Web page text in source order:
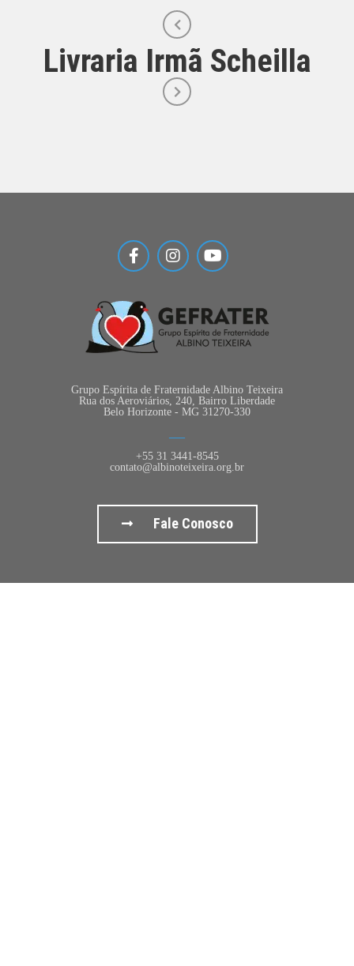
Livraria Irmã Scheilla
Grupo Espírita de Fraternidade Albino Teixeira
Rua dos Aeroviários, 240, Bairro Liberdade
Belo Horizonte - MG 31270-330
+55 31 3441-8545
contato@albinoteixeira.org.br
Fale Conosco